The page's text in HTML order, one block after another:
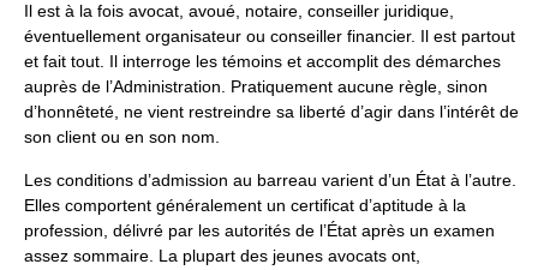
Il est à la fois avocat, avoué, notaire, conseiller juridique,
éventuellement organisateur ou conseiller financier. Il est partout
et fait tout. Il interroge les témoins et accomplit des démarches
auprès de l’Administration. Pratiquement aucune règle, sinon
d’honnêteté, ne vient restreindre sa liberté d’agir dans l’intérêt de
son client ou en son nom.
Les conditions d’admission au barreau varient d’un État à l’autre.
Elles comportent généralement un certificat d’aptitude à la
profession, délivré par les autorités de l’État après un examen
assez sommaire. La plupart des jeunes avocats ont,